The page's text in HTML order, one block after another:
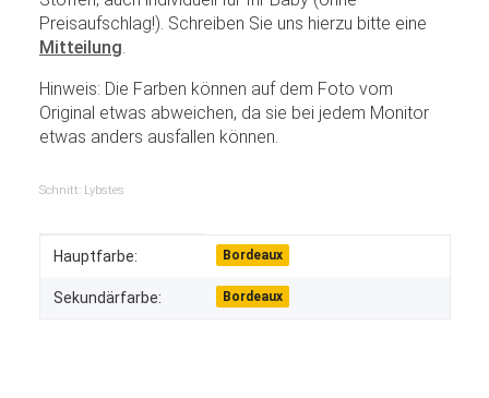
Preisaufschlag!). Schreiben Sie uns hierzu bitte eine
Mitteilung.
Hinweis: Die Farben können auf dem Foto vom
Original etwas abweichen, da sie bei jedem Monitor
etwas anders ausfallen können.
Schnitt: Lybstes
Produkteigenschaft
Wert
Hauptfarbe: Bordeaux
Sekundärfarbe: Bordeaux